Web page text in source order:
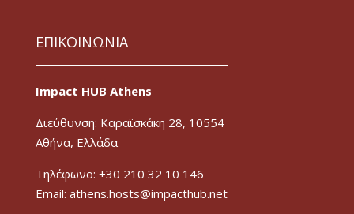
ΕΠΙΚΟΙΝΩΝΙΑ
Impact HUB Athens
Διεύθυνση: Καραϊσκάκη 28, 10554
Αθήνα, Ελλάδα
Τηλέφωνο: +30 210 32 10 146
Email: athens.hosts@impacthub.net